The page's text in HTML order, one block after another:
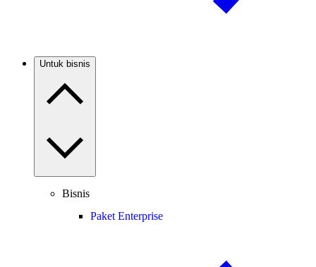
Untuk bisnis
Bisnis
Paket Enterprise